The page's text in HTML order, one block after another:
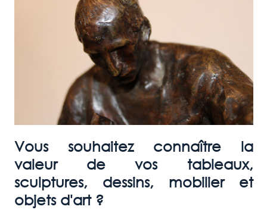
Vous souhaitez connaître la
valeur de vos tableaux,
sculptures, dessins, mobilier et
objets d'art ?